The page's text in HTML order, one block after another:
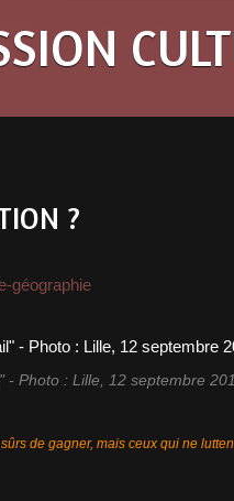
?
géographie
- Photo : Lille, 12 septembre
de gagner, mais ceux qui ne